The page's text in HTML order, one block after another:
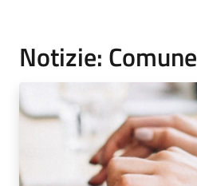
Notizie: Comune